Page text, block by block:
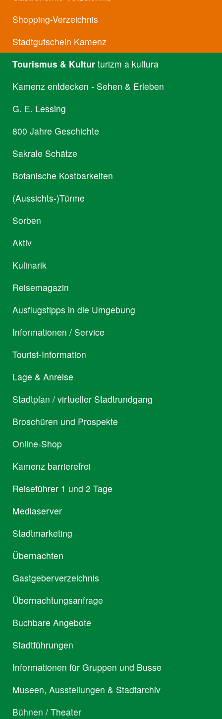
Shopping-Verzeichnis
Stadtgutschein Kamenz
Tourismus & Kultur turizm a kultura
Kamenz entdecken - Sehen & Erleben
G. E. Lessing
800 Jahre Geschichte
Sakrale Schätze
Botanische Kostbarkeiten
(Aussichts-)Türme
Sorben
Aktiv
Kulinarik
Reisemagazin
Ausflugstipps in die Umgebung
Informationen / Service
Tourist-Information
Lage & Anreise
Stadtplan / virtueller Stadtrundgang
Broschüren und Prospekte
Online-Shop
Kamenz barrierefrei
Reiseführer 1 und 2 Tage
Mediaserver
Stadtmarketing
Übernachten
Gastgeberverzeichnis
Übernachtungsanfrage
Buchbare Angebote
Stadtführungen
Informationen für Gruppen und Busse
Museen, Ausstellungen & Stadtarchiv
Bühnen / Theater